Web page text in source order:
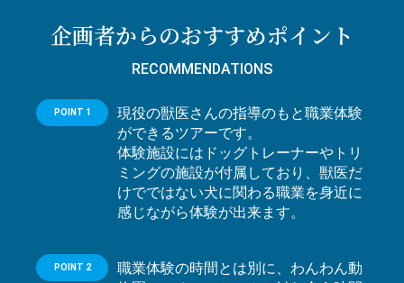
企画者からのおすすめポイント
RECOMMENDATIONS
POINT 1
現役の獣医さんの指導のもと職業体験
ができるツアーです。
体験施設にはドッグトレーナーやトリ
ミングの施設が付属しており、獣医だ
けでではない犬に関わる職業を身近に
感じながら体験が出来ます。
POINT 2
職業体験の時間とは別に、わんわん動